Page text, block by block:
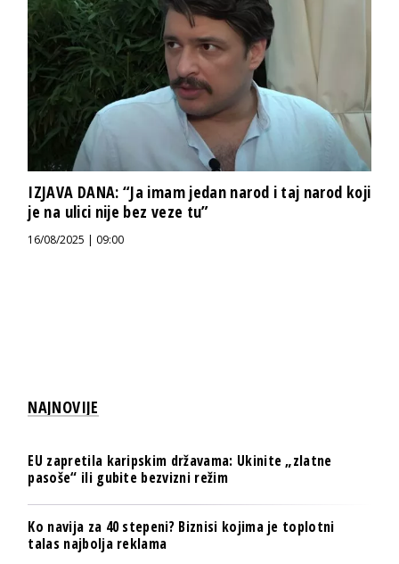
IZJAVA DANA: “Ja imam jedan narod i taj narod koji
je na ulici nije bez veze tu”
16/08/2025 | 09:00
NAJNOVIJE
EU zapretila karipskim državama: Ukinite „zlatne
pasoše“ ili gubite bezvizni režim
Ko navija za 40 stepeni? Biznisi kojima je toplotni
talas najbolja reklama